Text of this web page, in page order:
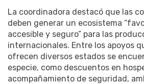
La coordinadora destacó que las
deben generar un ecosistema
accesible y seguro” para las
internacionales. Entre los apoyos
ofrecen diversos estados se
especie, como descuentos en
acompañamiento de seguridad,